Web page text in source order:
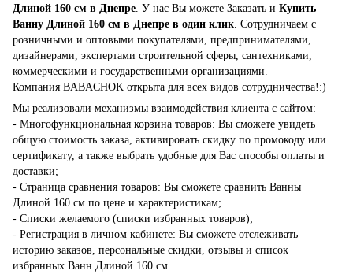
Длиной 160 см в Днепре. У нас Вы можете Заказать и Купить
Ванну Длиной 160 см в Днепре в один клик. Сотрудничаем с
розничными и оптовыми покупателями, предпринимателями,
дизайнерами, экспертами строительной сферы, сантехниками,
коммерческими и государственными организациями.
Компания BABACHOK открыта для всех видов сотрудничества!:)
Мы реализовали механизмы взаимодействия клиента с сайтом:
- Многофункциональная корзина товаров: Вы сможете увидеть
общую стоимость заказа, активировать скидку по промокоду или
сертификату, а также выбрать удобные для Вас способы оплаты и
доставки;
- Страница сравнения товаров: Вы сможете сравнить Ванны
Длиной 160 см по цене и характеристикам;
- Списки желаемого (списки избранных товаров);
- Регистрация в личном кабинете: Вы сможете отслеживать
историю заказов, персональные скидки, отзывы и список
избранных Ванн Длиной 160 см.